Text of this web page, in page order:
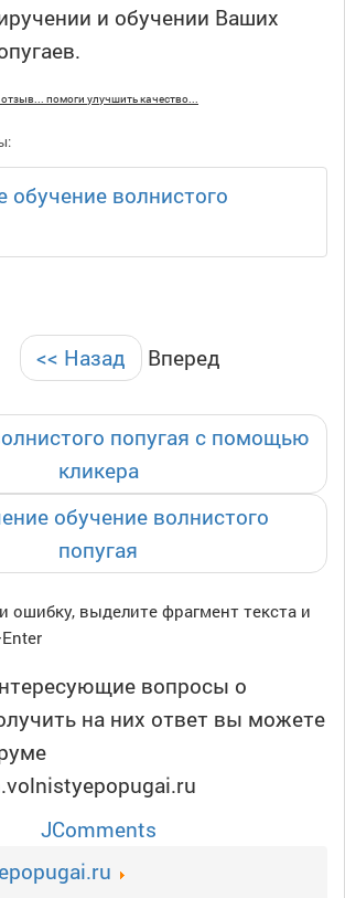
и обучении Ваших
помоги улучшить качество...
обучение волнистого
<< Назад Вперед
попугая с помощью
кликера
обучение волнистого
попугая
ошибку, выделите фрагмент текста и
вопросы о
на них ответ вы можете
JComments